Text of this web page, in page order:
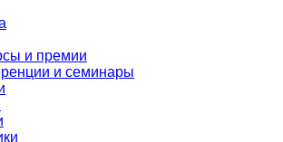
и премии
и семинары